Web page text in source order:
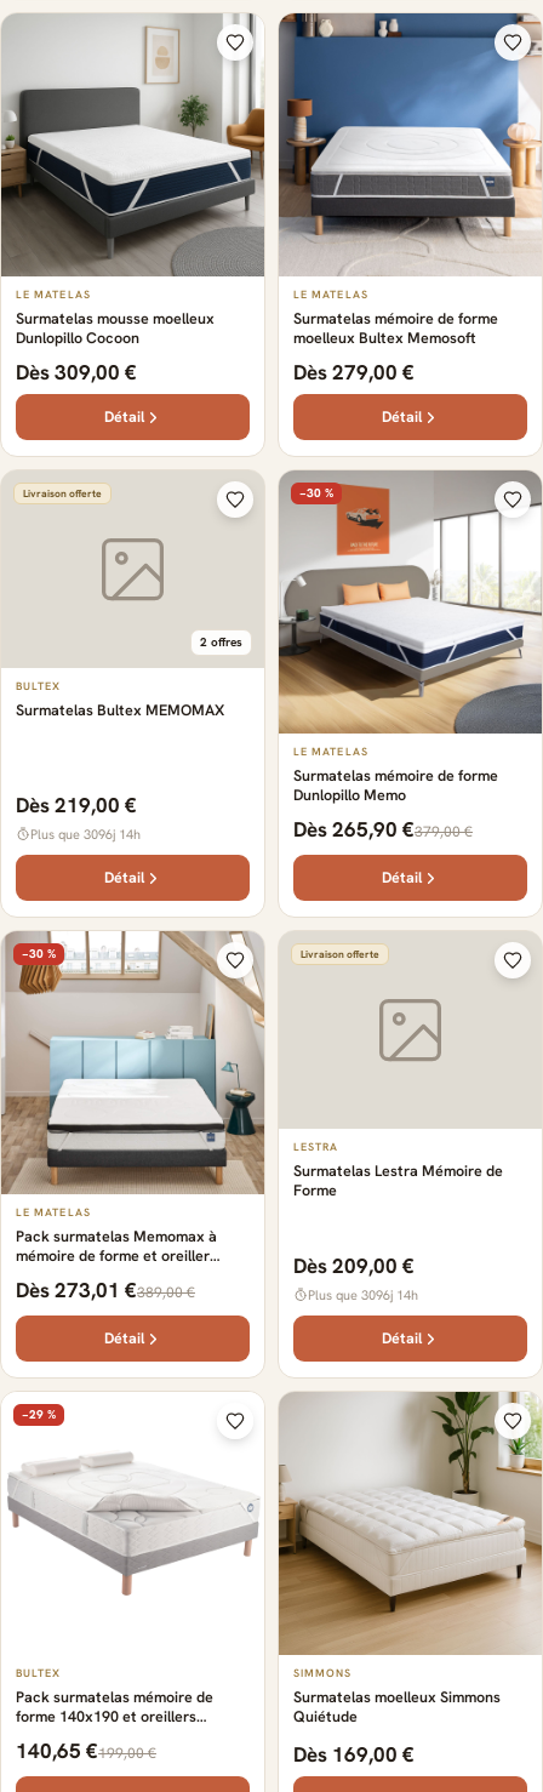
LE MATELAS
Surmatelas mousse moelleux
Dunlopillo Cocoon
Dès 309,00 €
Détail
LE MATELAS
Surmatelas mémoire de forme
moelleux Bultex Memosoft
Dès 279,00 €
Détail
Livraison offerte
2 offres
BULTEX
Surmatelas Bultex MEMOMAX
Dès 219,00 €
Plus que 3096j 14h
Détail
−30 %
LE MATELAS
Surmatelas mémoire de forme
Dunlopillo Memo
Dès 265,90 €379,00 €
Détail
−30 %
LE MATELAS
Pack surmatelas Memomax à
mémoire de forme et oreiller
Dès 273,01 €389,00 €
Détail
Livraison offerte
LESTRA
Surmatelas Lestra Mémoire de
Forme
Dès 209,00 €
Plus que 3096j 14h
Détail
−29 %
BULTEX
Pack surmatelas mémoire de
forme 140x190 et oreillers
140,65 €199,00 €
SIMMONS
Surmatelas moelleux Simmons
Quiétude
Dès 169,00 €